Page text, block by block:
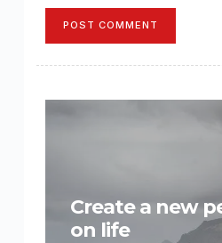
POST COMMENT
Create a new
on life